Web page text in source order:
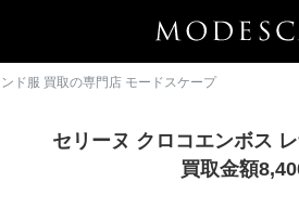
ド服 買取の専門店 モードスケープ
セリーヌ クロコエンボス
買取金額